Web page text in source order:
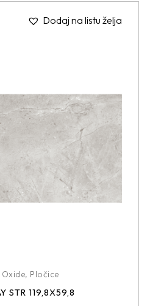
Dodaj na listu želja
Oxide, Pločice
STR 119,8X59,8